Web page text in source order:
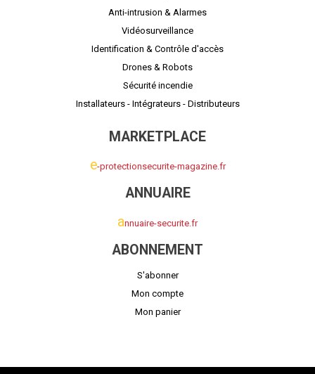
Anti-intrusion & Alarmes
Vidéosurveillance
Identification & Contrôle d'accès
Drones & Robots
Sécurité incendie
Installateurs - Intégrateurs - Distributeurs
MARKETPLACE
e-protectionsecurite-magazine.fr
ANNUAIRE
annuaire-securite.fr
ABONNEMENT
S'abonner
Mon compte
Mon panier